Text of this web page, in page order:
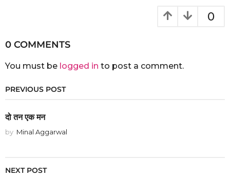
0
0 COMMENTS
You must be logged in to post a comment.
PREVIOUS POST
दो तन एक मन
by Minal Aggarwal
NEXT POST